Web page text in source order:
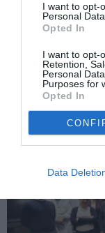
I want to opt-
Personal
Opted In
I want to opt-
Retention,
Personal
Purposes for
Opted In
Data
Primarul
celebru
AȚI